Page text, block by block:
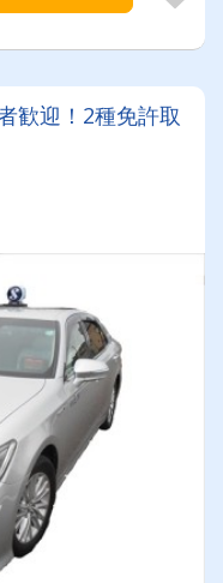
歓迎！2種免許取